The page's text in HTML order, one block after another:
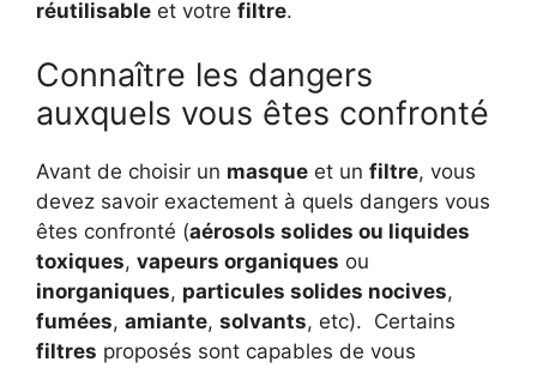
réutilisable et votre filtre.
Connaître les dangers
auxquels vous êtes confronté
Avant de choisir un masque et un filtre, vous
devez savoir exactement à quels dangers vous
êtes confronté (aérosols solides ou liquides
toxiques, vapeurs organiques ou
inorganiques, particules solides nocives,
fumées, amiante, solvants, etc). Certains
filtres proposés sont capables de vous